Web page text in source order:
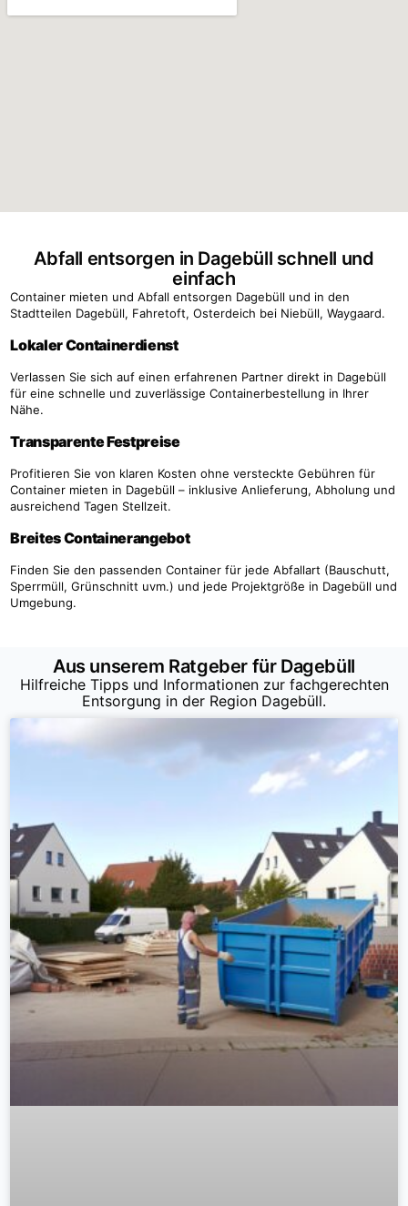
Abfall entsorgen in Dagebüll schnell und
einfach
Container mieten und Abfall entsorgen Dagebüll und in den
Stadtteilen Dagebüll, Fahretoft, Osterdeich bei Niebüll, Waygaard.
Lokaler Containerdienst
Verlassen Sie sich auf einen erfahrenen Partner direkt in Dagebüll
für eine schnelle und zuverlässige Containerbestellung in Ihrer
Nähe.
Transparente Festpreise
Profitieren Sie von klaren Kosten ohne versteckte Gebühren für
Container mieten in Dagebüll – inklusive Anlieferung, Abholung und
ausreichend Tagen Stellzeit.
Breites Containerangebot
Finden Sie den passenden Container für jede Abfallart (Bauschutt,
Sperrmüll, Grünschnitt uvm.) und jede Projektgröße in Dagebüll und
Umgebung.
Aus unserem Ratgeber für Dagebüll
Hilfreiche Tipps und Informationen zur fachgerechten
Entsorgung in der Region Dagebüll.